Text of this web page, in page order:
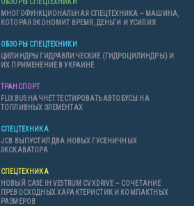
ОБЗОРЫ СПЕЦТЕХНИКИ
МНОГОФУНКЦИОНАЛЬНАЯ СПЕЦТЕХНИКА – МАШИНА,
КОТОРАЯ ЭКОНОМИТ ВРЕМЯ, ДЕНЬГИ И УСИЛИЯ
ОБЗОРЫ СПЕЦТЕХНИКИ
ЦИЛИНДРЫ ГИДРАВЛИЧЕСКИЕ (ГИДРОЦИЛИНДРЫ) И
ИХ ПРИМЕНЕНИЕ В УКРАИНЕ
ТРАНСПОРТ
FLIXBUS НАЧНЕТ ТЕСТИРОВАТЬ АВТОБУСЫ НА
ТОПЛИВНЫХ ЭЛЕМЕНТАХ
СПЕЦТЕХНИКА
JCB ВЫПУСТИЛ ДВА НОВЫХ ГУСЕНИЧНЫХ
ЭКСКАВАТОРА
СПЕЦТЕХНИКА
НОВЫЙ CASE IH VESTRUM CVXDRIVE – СОЧЕТАНИЕ
ПРЕВОСХОДНЫХ ХАРАКТЕРИСТИК И КОМПАКТНЫХ
РАЗМЕРОВ